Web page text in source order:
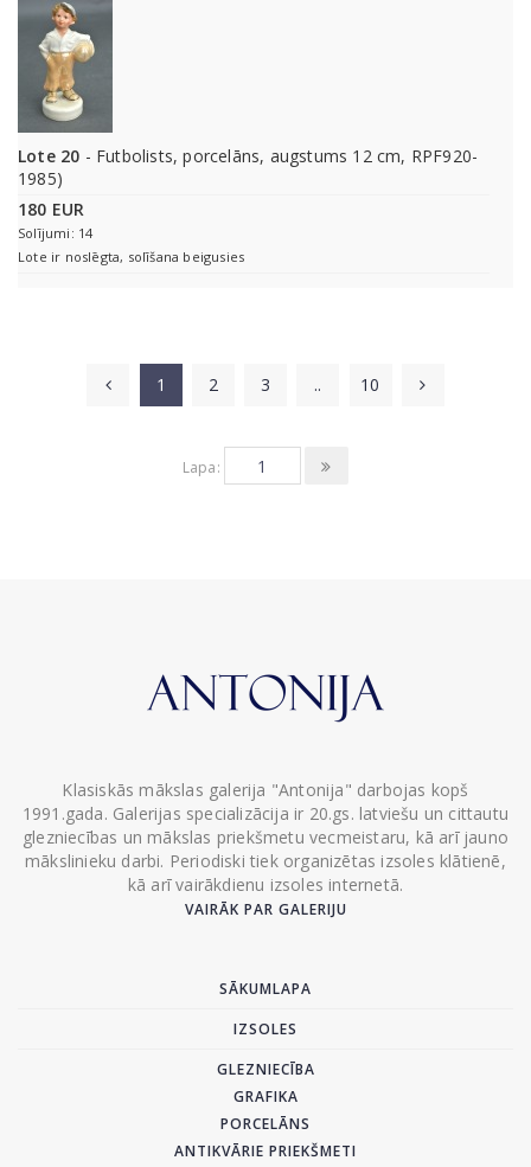
Lote 20 - Futbolists, porcelāns, augstums 12 cm, RPF920-
1985)
180 EUR
Solījumi: 14
Lote ir noslēgta, solīšana beigusies
1 2 3 .. 10
Lapa:
Klasiskās mākslas galerija "Antonija" darbojas kopš
1991.gada. Galerijas specializācija ir 20.gs. latviešu un cittautu
glezniecības un mākslas priekšmetu vecmeistaru, kā arī jauno
mākslinieku darbi. Periodiski tiek organizētas izsoles klātienē,
kā arī vairākdienu izsoles internetā.
VAIRĀK PAR GALERIJU
SĀKUMLAPA
IZSOLES
GLEZNIECĪBA
GRAFIKA
PORCELĀNS
ANTIKVĀRIE PRIEKŠMETI